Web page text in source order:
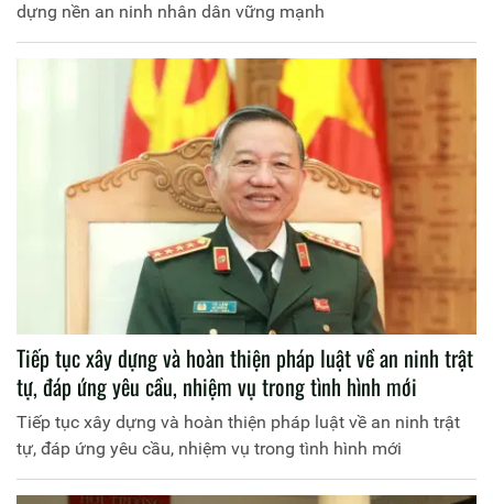
dựng nền an ninh nhân dân vững mạnh
Tiếp tục xây dựng và hoàn thiện pháp luật về an ninh trật
tự, đáp ứng yêu cầu, nhiệm vụ trong tình hình mới
Tiếp tục xây dựng và hoàn thiện pháp luật về an ninh trật
tự, đáp ứng yêu cầu, nhiệm vụ trong tình hình mới